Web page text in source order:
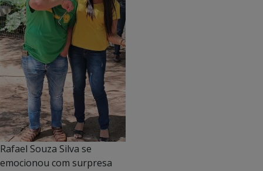
Rafael Souza Silva se
emocionou com surpresa